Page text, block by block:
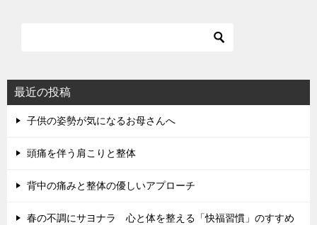
最近の投稿
子供の姿勢が気になるお母さんへ
頭痛を伴う肩こりと整体
背中の痛みと整体の優しいアプローチ
春の不調にサヨナラ 心と体を整える「快福習慣」のすすめ